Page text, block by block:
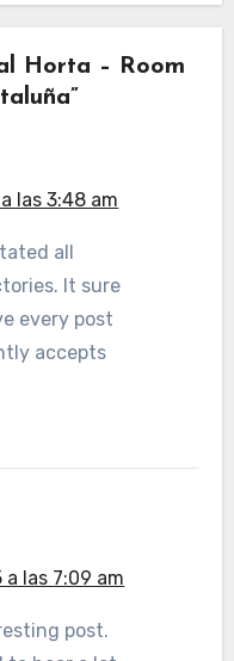
Horta – Room
las 3:48 am
all
It sure
every post
accepts
las 7:09 am
post.